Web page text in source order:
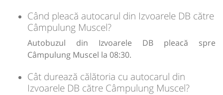
Când pleacă autocarul din Izvoarele DB către
Câmpulung Muscel?
Autobuzul din Izvoarele DB pleacă spre
Câmpulung Muscel la 08:30.
Cât durează călătoria cu autocarul din
Izvoarele DB către Câmpulung Muscel?